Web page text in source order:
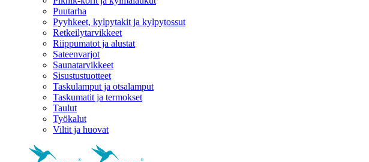
Puutarha
Pyyhkeet, kylpytakit ja kylpytossut
Retkeilytarvikkeet
Riippumatot ja alustat
Sateenvarjot
Saunatarvikkeet
Sisustustuotteet
Taskulamput ja otsalamput
Taskumatit ja termokset
Taulut
Työkalut
Viltit ja huovat